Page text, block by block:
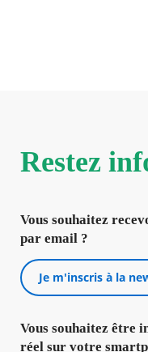
Restez
Vous souhaitez
par email ?
Je m'inscris à la
Vous souhaitez être
réel sur votre